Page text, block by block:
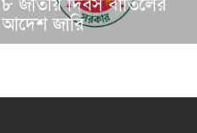
৮ জাতীয় দিবস বাতিলের
আদেশ জারি